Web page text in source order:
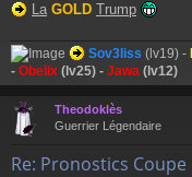
La GOLD Trump
Sov3liss (lv19) -
- Obelix (lv25) - Jawa (lv12)
Theodoklès
Guerrier Légendaire
Re: Pronostics